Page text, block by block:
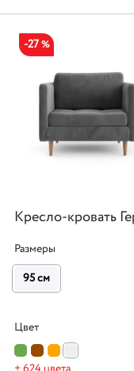
-27 %
Кресло-кровать
Размеры
95 см
Цвет